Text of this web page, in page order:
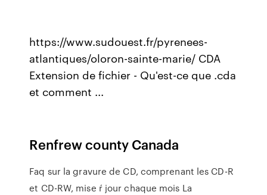
https://www.sudouest.fr/pyrenees-
atlantiques/oloron-sainte-marie/ CDA
Extension de fichier - Qu'est-ce que .cda
et comment ...
Renfrew county Canada
Faq sur la gravure de CD, comprenant les CD-R
et CD-RW, mise ŕ jour chaque mois La